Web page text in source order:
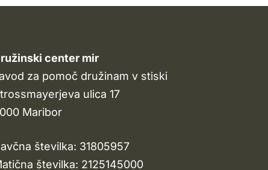
center mir
za pomoč družinam v stiski
ulica 17
Maribor
številka: 31805957
številka: 2125145000